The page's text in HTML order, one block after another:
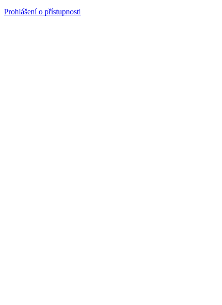
Prohlášení o přístupnosti